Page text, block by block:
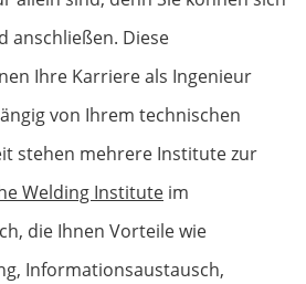
anschließen. Diese
Ihre Karriere als Ingenieur
von Ihrem technischen
stehen mehrere Institute zur
Welding Institute im
die Ihnen Vorteile wie
Informationsaustausch,